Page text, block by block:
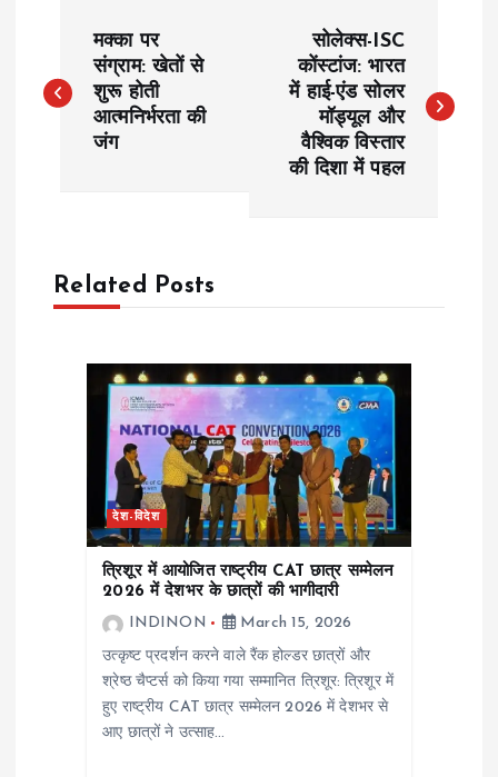
o
a
मक्का पर
संग्राम: खेतों से
शुरू होती
आत्मनिर्भरता की
जंग
सोलेक्स-ISC
कोंस्टांज: भारत
में हाई-एंड सोलर
मॉड्यूल और
वैश्विक विस्तार
की दिशा में पहल
Related Posts
देश-विदेश
त्रिशूर में आयोजित राष्ट्रीय CAT छात्र सम्मेलन
2026 में देशभर के छात्रों की भागीदारी
INDINON
March 15, 2026
उत्कृष्ट प्रदर्शन करने वाले रैंक होल्डर छात्रों और
श्रेष्ठ चैप्टर्स को किया गया सम्मानित त्रिशूर: त्रिशूर में
हुए राष्ट्रीय CAT छात्र सम्मेलन 2026 में देशभर से
आए छात्रों ने उत्साह…